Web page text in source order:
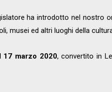
ha introdotto nel nostro
musei ed altri luoghi della
17 marzo 2020, convertito in